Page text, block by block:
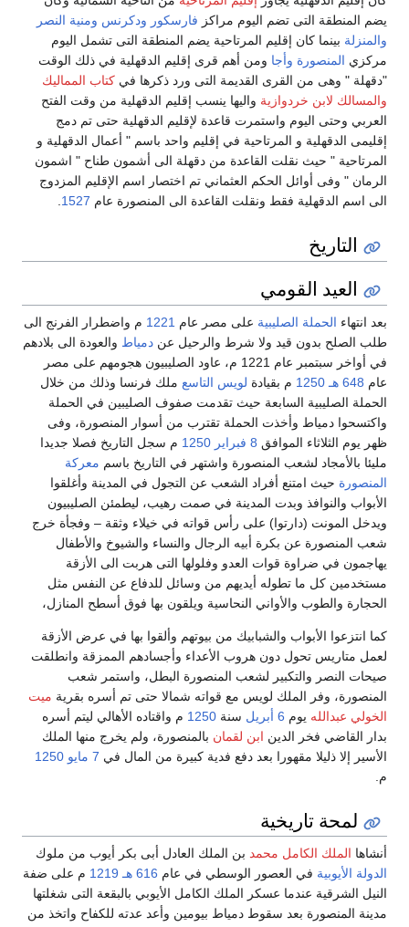
يضم المنطقة التى تضم اليوم مراكزفارسكور ودكرنس ومنية النصر
والمنزلةبينما كان إقليم المرتاحية يضم المنطقة التى تشمل اليوم
مركزيالمنصورة وأجاومن أهم قرى إقليم الدقهلية في ذلك الوقت
"دقهلة " وهى من القرى القديمة التى ورد ذكرها فيكتاب المماليك
والمسالك لابن خردوازيةواليها ينسب إقليم الدقهلية من وقت الفتح
العربي وحتى اليوم واستمرت قاعدة لإقليم الدقهلية حتى تم دمج
إقليمى الدقهلية و المرتاحية في إقليم واحد باسم " أعمال الدقهلية و
المرتاحية " حيث نقلت القاعدة من دقهلة الى أشمون طناح " اشمون
الرمان " وفى أوائل الحكم العثماني تم اختصار اسم الإقليم المزدوج
الى اسم الدقهلية فقط ونقلت القاعدة الى المنصورة عام1527
.
التاريخ
العيد القومي
بعد انتهاءالحملة الصليبيةعلى مصر عام1221م واضطرار الفرنج الى
طلب الصلح بدون قيد ولا شرط والرحيل عندمياطوالعودة الى بلادهم
في أواخر سبتمبر عام 1221 م، عاود الصليبيون هجومهم على مصر
عام648 هـ 1250م بقيادةلويس التاسعملك فرنسا وذلك من خلال
الحملة الصليبية السابعة حيث تقدمت صفوف الصليبين في الحملة
واكتسحوا دمياط وأخذت الحملة تقترب من أسوار المنصورة، وفى
ظهر يوم الثلاثاء الموافق8 فبراير 1250م سجل التاريخ فصلا جديدا
مليئا بالأمجاد لشعب المنصورة واشتهر في التاريخ باسممعركة
المنصورةحيث امتنع أفراد الشعب عن التجول في المدينة وأغلقوا
الأبواب والنوافذ وبدت المدينة في صمت رهيب، ليطمئن الصليبيون
ويدخل المونت (دارتوا) على رأس قواته في خيلاء وثقة – وفجأة خرج
شعب المنصورة عن بكرة أبيه الرجال والنساء والشيوخ والأطفال
يهاجمون في ضراوة قوات العدو وفلولها التى هربت الى الأزقة
مستخدمين كل ما تطوله أيديهم من وسائل للدفاع عن النفس مثل
الحجارة والطوب والأواني النحاسية ويلقون بها فوق أسطح المنازل،
كما انتزعوا الأبواب والشبابيك من بيوتهم وألقوا بها في عرض الأزقة
لعمل متاريس تحول دون هروب الأعداء وأجسادهم الممزقة وانطلقت
صيحات النصر والتكبير لشعب المنصورة البطل، واستمر شعب
المنصورة، وفر الملك لويس مع قواته شمالا حتى تم أسره بقريةميت
الخولي عبداللهيوم6 أبريل سنة1250م واقتاده الأهالي ليتم أسره
بدار القاضي فخر الدينابن لقمانبالمنصورة، ولم يخرج منها الملك
الأسير إلا ذليلا مقهورا بعد دفع فدية كبيرة من المال في7 مايو
1250
لمحة تاريخية
أنشاهاالملك الكامل محمدبن الملك العادل أبى بكر أيوب من ملوك
الدولة الأيوبيةفي العصور الوسطي في عام616 هـ 1219م على ضفة
النيل الشرقية عندما عسكر الملك الكامل الأيوبي بالبقعة التى شغلتها
مدينة المنصورة بعد سقوط دمياط بيومين وأعد عدته للكفاح واتخذ من